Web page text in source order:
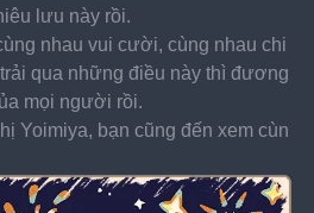
lưu này rồi.
nhau vui cười, cùng nhau chi
trải qua những điều này thì đương
mọi người rồi.
Yoimiya, bạn cũng đến xem cùn